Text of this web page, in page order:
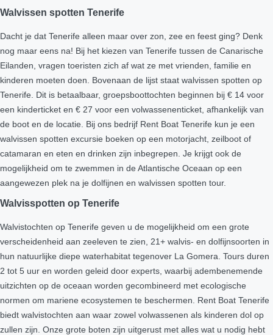
Walvissen spotten Tenerife
Dacht je dat Tenerife alleen maar over zon, zee en feest ging? Denk
nog maar eens na! Bij het kiezen van Tenerife tussen de Canarische
Eilanden, vragen toeristen zich af wat ze met vrienden, familie en
kinderen moeten doen. Bovenaan de lijst staat walvissen spotten op
Tenerife. Dit is betaalbaar, groepsboottochten beginnen bij € 14 voor
een kinderticket en € 27 voor een volwassenenticket, afhankelijk van
de boot en de locatie. Bij ons bedrijf Rent Boat Tenerife kun je een
walvissen spotten excursie boeken op een motorjacht, zeilboot of
catamaran en eten en drinken zijn inbegrepen. Je krijgt ook de
mogelijkheid om te zwemmen in de Atlantische Oceaan op een
aangewezen plek na je dolfijnen en walvissen spotten tour.
Walvisspotten op Tenerife
Walvistochten op Tenerife geven u de mogelijkheid om een grote
verscheidenheid aan zeeleven te zien, 21+ walvis- en dolfijnsoorten in
hun natuurlijke diepe waterhabitat tegenover La Gomera. Tours duren
2 tot 5 uur en worden geleid door experts, waarbij adembenemende
uitzichten op de oceaan worden gecombineerd met ecologische
normen om mariene ecosystemen te beschermen. Rent Boat Tenerife
biedt walvistochten aan waar zowel volwassenen als kinderen dol op
zullen zijn. Onze grote boten zijn uitgerust met alles wat u nodig hebt